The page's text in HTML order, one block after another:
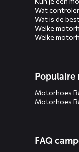
Wat
Wat is de
Welke
Welke
Populaire
Motorhoes
Motorhoes
FAQ